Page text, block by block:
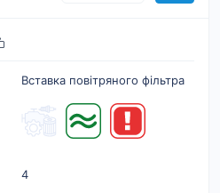
Вставка повітряного фільтра
4